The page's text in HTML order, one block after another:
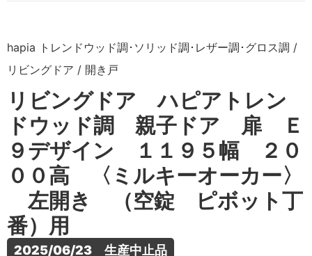
hapia トレンドウッド調･ソリッド調･レザー調･グロス調 /
リビングドア / 開き戸
リビングドア ハピアトレン
ドウッド調 親子ドア 扉 Ｅ
９デザイン １１９５幅 ２０
００高 〈ミルキーオーカー〉
左開き （空錠 ピボット丁
番）用
2025/06/23　生産中止品